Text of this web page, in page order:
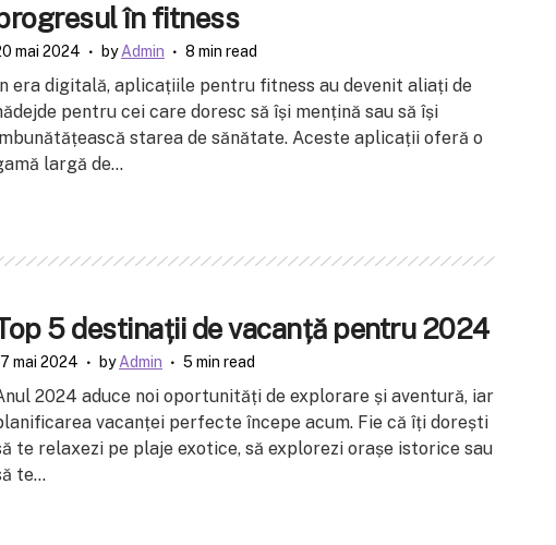
în fitness
mai 2024 byAdmin 8 min read
era digitală, aplicațiile pentru fitness au devenit aliați de
pentru cei care doresc să își mențină sau să își
starea de sănătate. Aceste aplicații oferă o
largă de...
5 destinații de vacanță pentru 2024
mai 2024 byAdmin 5 min read
2024 aduce noi oportunități de explorare și aventură, iar
vacanței perfecte începe acum. Fie că îți dorești
te relaxezi pe plaje exotice, să explorezi orașe istorice sau
te...